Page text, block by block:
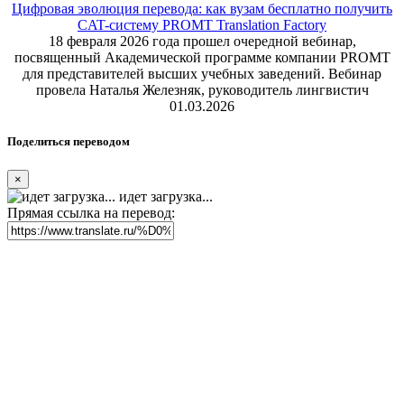
Цифровая эволюция перевода: как вузам бесплатно получить
CAT-систему PROMT Translation Factory
18 февраля 2026 года прошел очередной вебинар,
посвященный Академической программе компании PROMT
для представителей высших учебных заведений. Вебинар
провела Наталья Железняк, руководитель лингвистич
01.03.2026
Поделиться переводом
×
идет загрузка...
Прямая ссылка на перевод: